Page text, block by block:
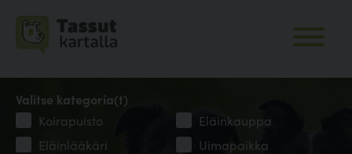
Valitse kategoria(t)
Koirapuisto
Eläinkauppa
Eläinlääkäri
Uimapaikka